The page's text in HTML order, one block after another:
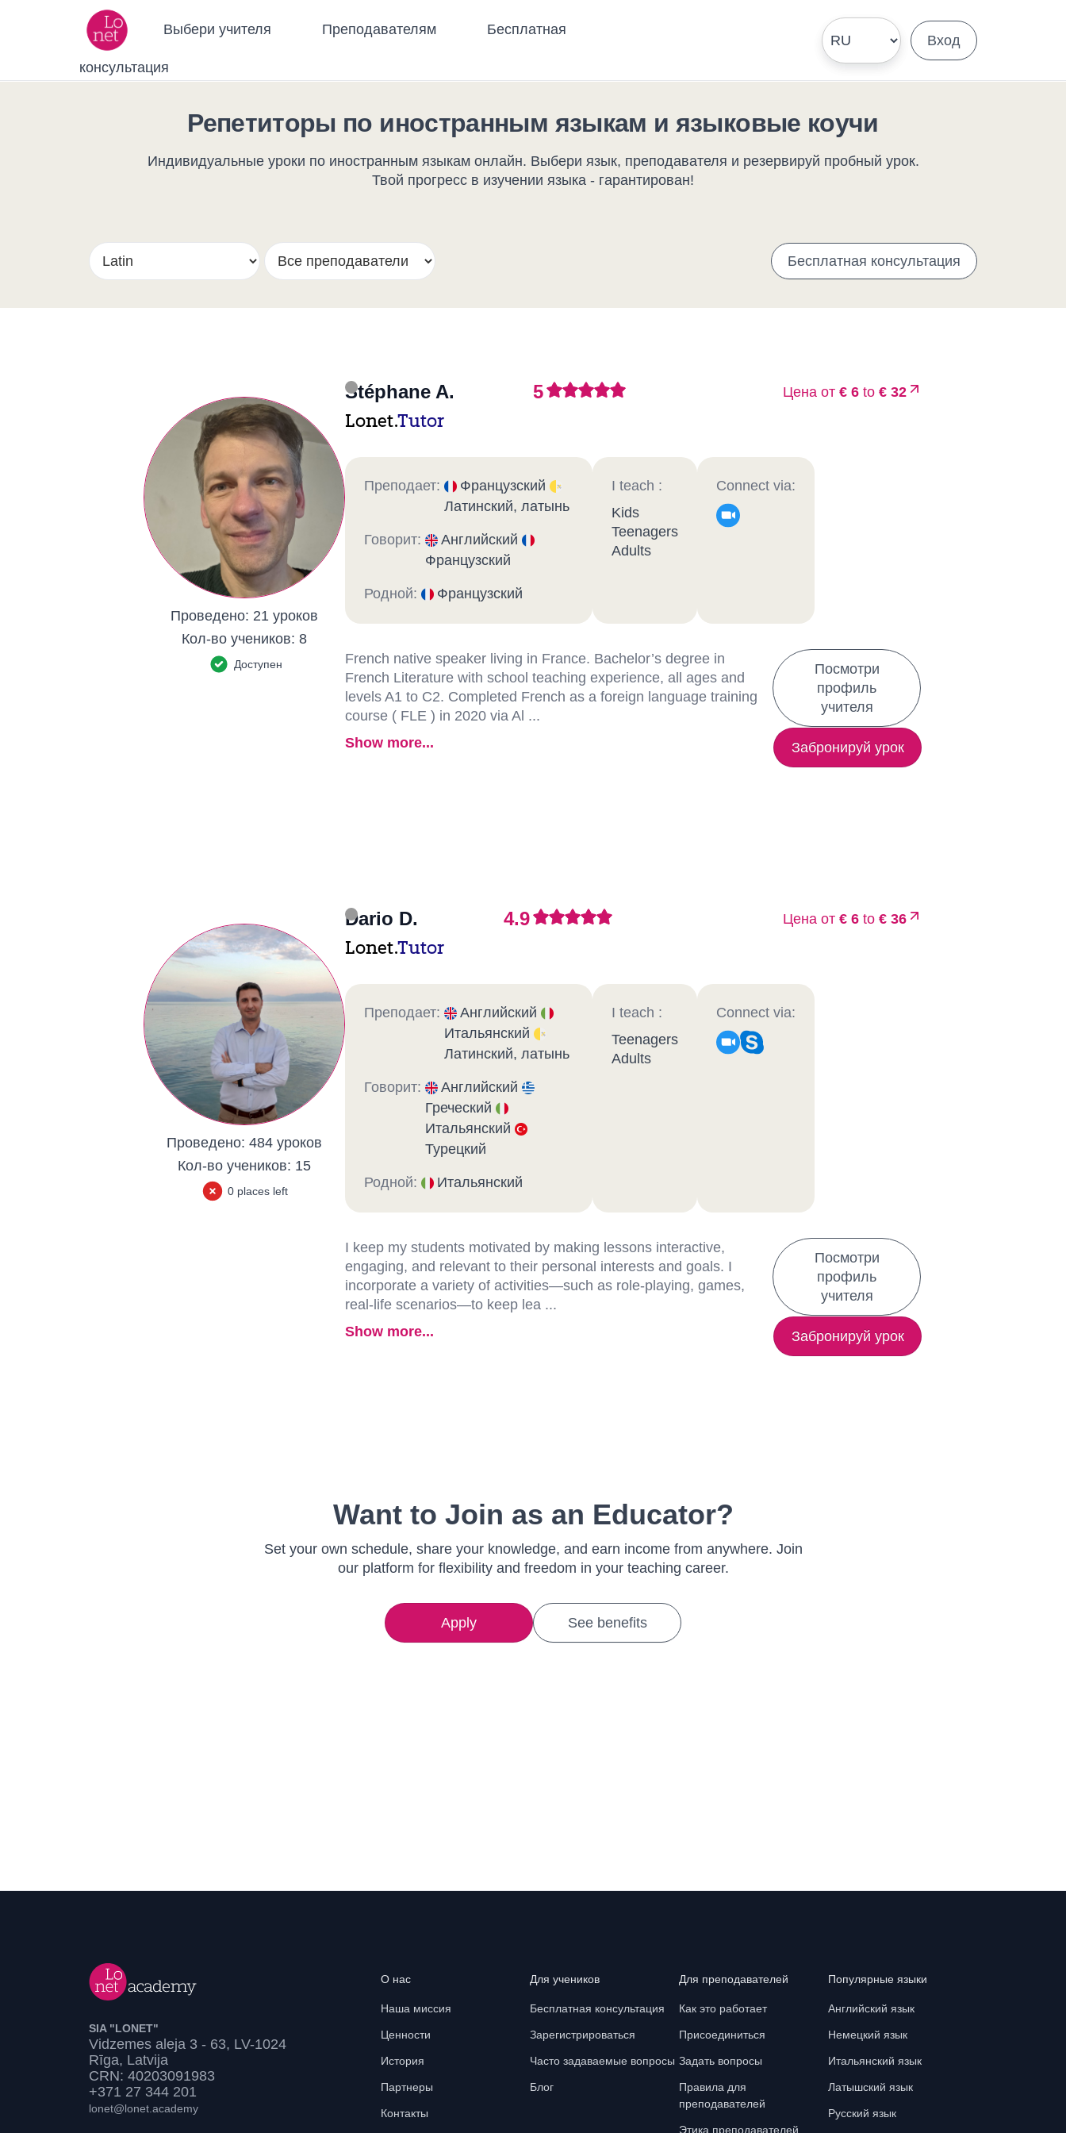
Выбери учителя Преподавателям Бесплатная
консультация
Вход
Репетиторы по иностранным языкам и языковые коучи
Индивидуальные уроки по иностранным языкам онлайн. Выбери язык, преподавателя и резервируй пробный урок.
Твой прогресс в изучении языка - гарантирован!
Бесплатная консультация
Проведено: 21 уроков
Кол-во учеников: 8
Доступен
Stéphane A. 5 Цена от € 6 to € 32
Lonet.Tutor
Преподает:
Французский
Латинский, латынь
Говорит:
Английский
Французский
Родной: Французский
I teach :
Kids
Teenagers
Adults
Connect via:
French native speaker living in France. Bachelor’s degree in
French Literature with school teaching experience, all ages and
levels A1 to C2. Completed French as a foreign language training
course ( FLE ) in 2020 via Al ...
Show more...
Посмотри
профиль
учителя
Забронируй урок
Проведено: 484 уроков
Кол-во учеников: 15
0 places left
Dario D. 4.9 Цена от € 6 to € 36
Lonet.Tutor
Преподает:
Английский
Итальянский
Латинский, латынь
Говорит:
Английский
Греческий
Итальянский
Турецкий
Родной: Итальянский
I teach :
Teenagers
Adults
Connect via:
I keep my students motivated by making lessons interactive,
engaging, and relevant to their personal interests and goals. I
incorporate a variety of activities—such as role-playing, games,
real-life scenarios—to keep lea ...
Show more...
Посмотри
профиль
учителя
Забронируй урок
Want to Join as an Educator?
Set your own schedule, share your knowledge, and earn income from anywhere. Join
our platform for flexibility and freedom in your teaching career.
Apply See benefits
SIA "LONET"
Vidzemes aleja 3 - 63, LV-1024
Rīga, Latvija
CRN: 40203091983
+371 27 344 201
lonet@lonet.academy
О нас
Наша миссия
Ценности
История
Партнеры
Контакты
Для учеников
Бесплатная консультация
Зарегистрироваться
Часто задаваемые вопросы
Блог
Для преподавателей
Как это работает
Присоединиться
Задать вопросы
Правила для
преподавателей
Этика преподавателей
Популярные языки
Английский язык
Немецкий язык
Итальянский язык
Латышский язык
Русский язык